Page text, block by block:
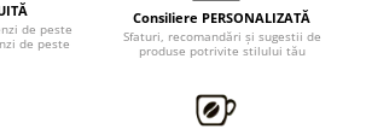
de peste
de peste
Consiliere PERSONALIZATĂ
Sfaturi, recomandări şi sugestii de
produse potrivite stilului tău